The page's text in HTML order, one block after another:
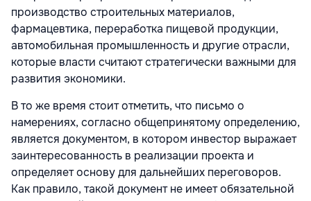
производство строительных материалов,
фармацевтика, переработка пищевой продукции,
автомобильная промышленность и другие отрасли,
которые власти считают стратегически важными для
развития экономики.
В то же время стоит отметить, что письмо о
намерениях, согласно общепринятому определению,
является документом, в котором инвестор выражает
заинтересованность в реализации проекта и
определяет основу для дальнейших переговоров.
Как правило, такой документ не имеет обязательной